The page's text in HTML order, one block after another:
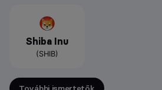
Shiba Inu
(SHIB)